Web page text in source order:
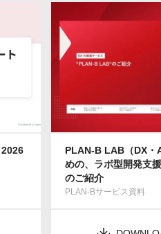
PLAN-B LAB（DX・
めの、ラボ型開発支援
のご紹介
PLAN-Bサービス資料